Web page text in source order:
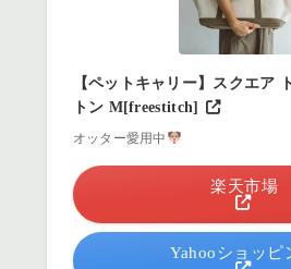
【ペットキャリー】スクエア
トン M[freestitch]
オッター愛用中
楽天市場
Yahooショッピ